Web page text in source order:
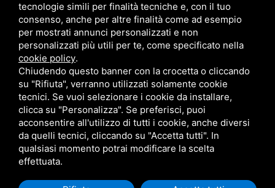
Area riservata
CBA dei Lubrificanti Spa - P. IVA 00624811204 - Codice fiscale 03472740376
R.E.A. n° 293659 - REG. IMPRESE BO Capitale Sociale €. 120.000 int. versati -
Sitemap Questo sito è protetto da Google reCAPTCHA v3,
tecnologie simili per finalità tecniche e, con il tuo
consenso, anche per altre finalità come ad esempio
per mostrati annunci personalizzati e non
personalizzati più utili per te, come specificato nella
cookie policy.
Chiudendo questo banner con la crocetta o cliccando
su "Rifiuta", verranno utilizzati solamente cookie
tecnici. Se vuoi selezionare i cookie da installare,
clicca su "Personalizza". Se preferisci, puoi
acconsentire all'utilizzo di tutti i cookie, anche diversi
da quelli tecnici, cliccando su "Accetta tutti". In
qualsiasi momento potrai modificare la scelta
effettuata.